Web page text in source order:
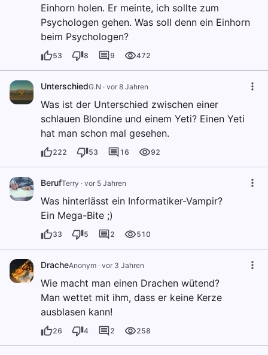
Einhorn holen. Er meinte, ich sollte zum
Psychologen gehen. Was soll denn ein Einhorn
beim Psychologen?
53 8 9 472
UnterschiedG.N · vor 8 Jahren
Was ist der Unterschied zwischen einer
schlauen Blondine und einem Yeti? Einen Yeti
hat man schon mal gesehen.
222 53 16 92
BerufTerry · vor 5 Jahren
Was hinterlässt ein Informatiker-Vampir?
Ein Mega-Bite ;)
33 5 2 510
DracheAnonym · vor 3 Jahren
Wie macht man einen Drachen wütend?
Man wettet mit ihm, dass er keine Kerze
ausblasen kann!
26 4 2 258